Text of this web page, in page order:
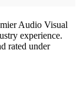
Audio Visual
experience.
rated under